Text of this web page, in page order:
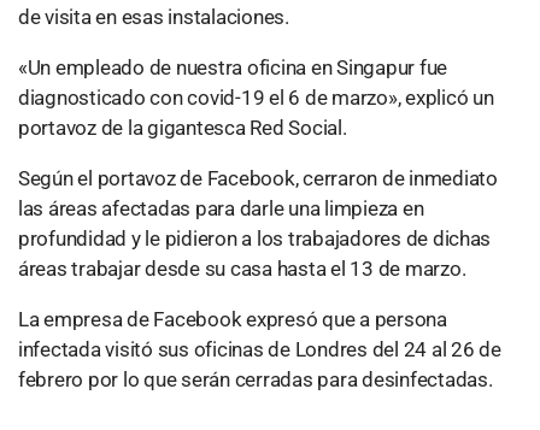
de visita en esas instalaciones.
«Un empleado de nuestra oficina en Singapur fue
diagnosticado con covid-19 el 6 de marzo», explicó un
portavoz de la gigantesca Red Social.
Según el portavoz de Facebook, cerraron de inmediato
las áreas afectadas para darle una limpieza en
profundidad y le pidieron a los trabajadores de dichas
áreas trabajar desde su casa hasta el 13 de marzo.
La empresa de Facebook expresó que a persona
infectada visitó sus oficinas de Londres del 24 al 26 de
febrero por lo que serán cerradas para desinfectadas.